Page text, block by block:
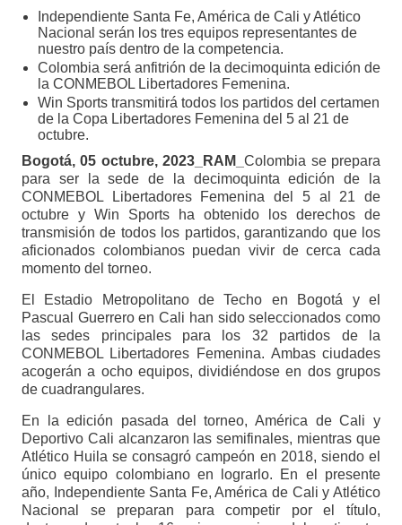
Independiente Santa Fe, América de Cali y Atlético
Nacional serán los tres equipos representantes de
nuestro país dentro de la competencia.
Colombia será anfitrión de la decimoquinta edición de
la CONMEBOL Libertadores Femenina.
Win Sports transmitirá todos los partidos del certamen
de la Copa Libertadores Femenina del 5 al 21 de
octubre.
Bogotá, 05 octubre, 2023_RAM_Colombia se prepara
para ser la sede de la decimoquinta edición de la
CONMEBOL Libertadores Femenina del 5 al 21 de
octubre y Win Sports ha obtenido los derechos de
transmisión de todos los partidos, garantizando que los
aficionados colombianos puedan vivir de cerca cada
momento del torneo.
El Estadio Metropolitano de Techo en Bogotá y el
Pascual Guerrero en Cali han sido seleccionados como
las sedes principales para los 32 partidos de la
CONMEBOL Libertadores Femenina. Ambas ciudades
acogerán a ocho equipos, dividiéndose en dos grupos
de cuadrangulares.
En la edición pasada del torneo, América de Cali y
Deportivo Cali alcanzaron las semifinales, mientras que
Atlético Huila se consagró campeón en 2018, siendo el
único equipo colombiano en lograrlo. En el presente
año, Independiente Santa Fe, América de Cali y Atlético
Nacional se preparan para competir por el título,